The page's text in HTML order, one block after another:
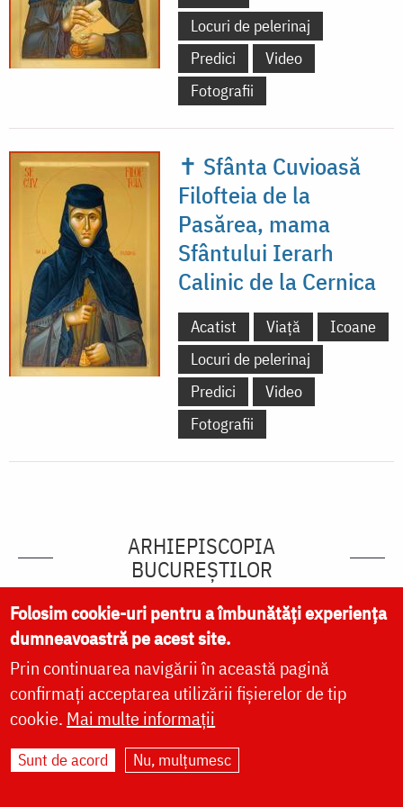
Locuri de pelerinaj
Predici
Video
Fotografii
✝ Sfânta Cuvioasă
Filofteia de la
Pasărea, mama
Sfântului Ierarh
Calinic de la Cernica
Acatist Viață
Icoane
Locuri de pelerinaj
Predici
Video
Fotografii
ARHIEPISCOPIA
BUCUREŞTILOR
vezi mai multe »
Folosim cookie-uri pentru a îmbunătăți experiența
dumneavoastră pe acest site.
Prin continuarea navigării în această pagină
confirmați acceptarea utilizării fișierelor de tip
cookie. Mai multe informații
Sunt de acord Nu, mulțumesc